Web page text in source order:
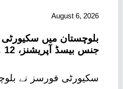
August 6, 2026
بلوچستان میں سکیورٹی
جنس بیسڈ آپریشنز، 12 دہشت گرد ہلاک
سکیورٹی فورسز نے